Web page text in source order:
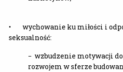
• wychowanie ku miłości i
seksualność:
− wzbudzenie motywacji
rozwojem w sferze